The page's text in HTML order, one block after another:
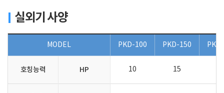
실외기 사양
MODEL PKD-100 PKD-150
호칭능력 HP 10 15